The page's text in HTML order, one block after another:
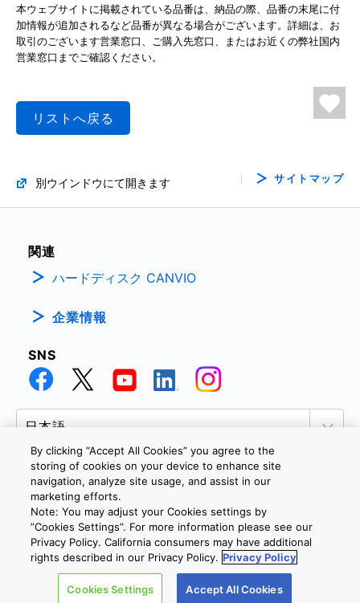
本ウェブサイトに掲載されている品番は、納品の際、品番の末尾に付
加情報が追加されるなど品番が異なる場合がございます。詳細は、お
取引のございます営業窓口、ご購入先窓口、またはお近くの弊社国内
営業窓口までご確認ください。
リストへ戻る
別ウインドウにて開きます サイトマップ
関連
ハードディスク CANVIO
企業情報
SNS
個人情報保護方針
お問い合わせ
CORPORATION, All Rights Reserved.
By clicking “Accept All Cookies” you agree to the
storing of cookies on your device to enhance site
navigation, analyze site usage, and assist in our
marketing efforts.
Note: You may adjust your Cookies settings by
”Cookies Settings”. For more information please see our
Privacy Policy. California consumers may have additional
rights described in our Privacy Policy. Privacy Policy
Cookies Settings Accept All Cookies